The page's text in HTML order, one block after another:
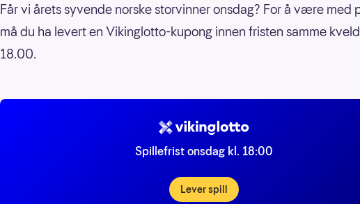
Får vi årets syvende norske storvinner onsdag? For å være med
må du ha levert en Vikinglotto-kupong innen fristen samme
18.00.
Spillefrist onsdag kl. 18:00
Lever spill